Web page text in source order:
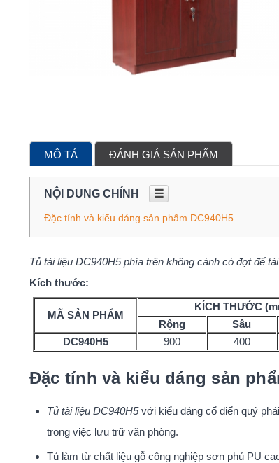
MÔ TẢ ĐÁNH GIÁ SẢN PHẨM
NỘI DUNG CHÍNH ☰
Đặc tính và kiểu dáng sản phẩm DC940H5
Tủ tài liệu DC940H5 phía trên không cánh có đợt để
Kích thước:
MÃ SẢN PHẨM
KÍCH THƯỚC
Rộng
Sâu
DC940H5
900 400
Đặc tính và kiểu dáng sản
Tủ tài liệu DC940H5với kiểu dáng cổ điển quý
trong việc lưu trữ văn phòng.
Tủ làm từ chất liệu gỗ công nghiệp sơn phủ PU